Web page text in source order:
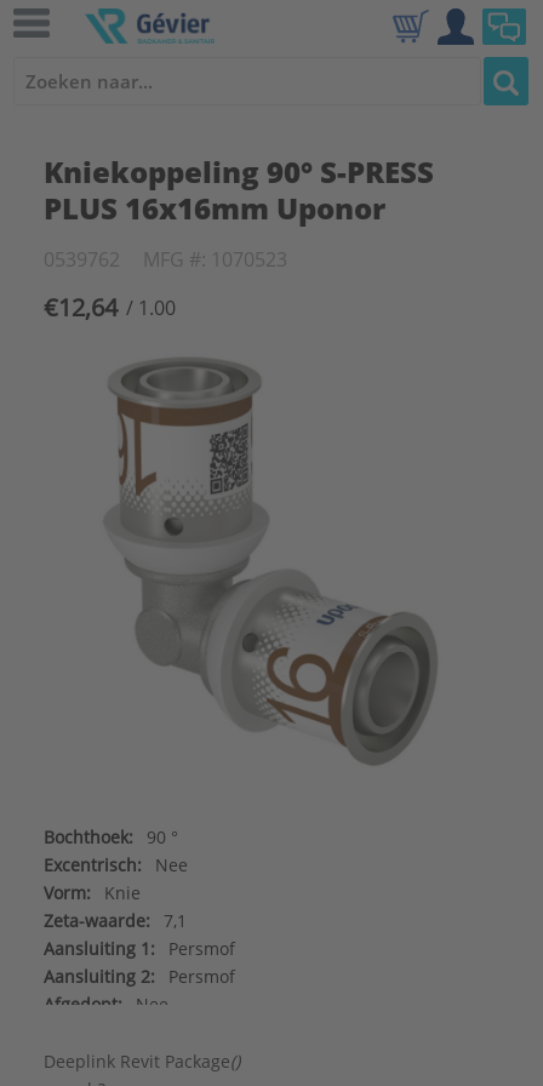
Kniekoppeling 90° S-PRESS
PLUS 16x16mm Uponor
0539762 MFG #: 1070523
€12,64 / 1.00
Bochthoek:
90 °
Excentrisch:
Nee
Vorm:
Knie
Zeta-waarde:
7,1
Aansluiting 1:
Persmof
Aansluiting 2:
Persmof
Afgedopt:
Nee
DVGW-keur voor water:
Deeplink Revit Package()